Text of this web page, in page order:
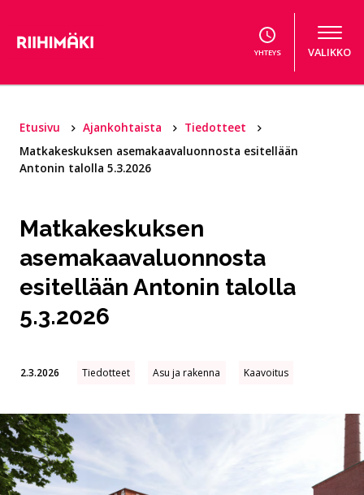
YHTEYS VALIKKO
Etusivu Ajankohtaista
Tiedotteet
Matkakeskuksen asemakaavaluonnosta esitellään
Antonin talolla 5.3.2026
Matkakeskuksen
asemakaavaluonnosta
esitellään Antonin talolla
5.3.2026
2.3.2026 Tiedotteet Asu ja rakenna Kaavoitus